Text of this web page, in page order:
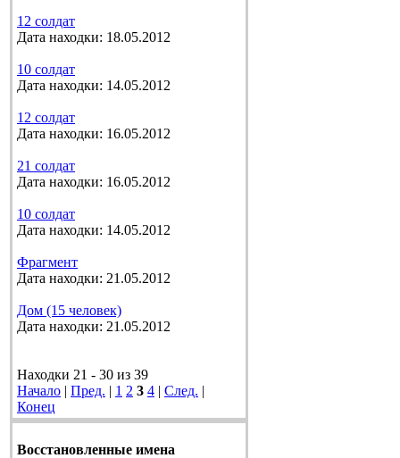
12 солдат
Дата находки: 18.05.2012
10 солдат
Дата находки: 14.05.2012
12 солдат
Дата находки: 16.05.2012
21 солдат
Дата находки: 16.05.2012
10 солдат
Дата находки: 14.05.2012
Фрагмент
Дата находки: 21.05.2012
Дом (15 человек)
Дата находки: 21.05.2012
Находки 21 - 30 из 39
Начало | Пред. | 1 2 3 4 | След. |
Конец
Восстановленные имена